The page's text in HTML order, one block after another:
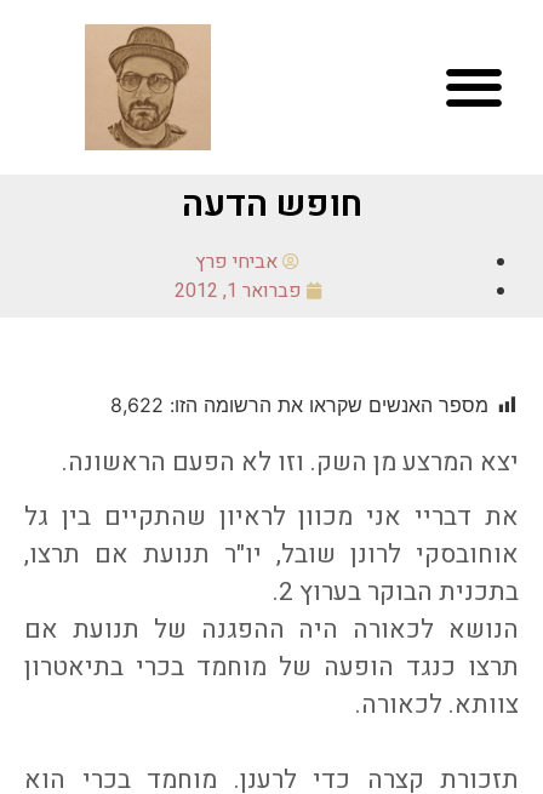
חופש הדעה
אביחי פרץ
פברואר 1, 2012
מספר האנשים שקראו את הרשומה הזו: 8,622
יצא המרצע מן השק. וזו לא הפעם הראשונה.
את דבריי אני מכוון לראיון שהתקיים בין גל
אוחובסקי לרונן שובל, יו"ר תנועת אם תרצו,
בתכנית הבוקר בערוץ 2.
הנושא לכאורה היה ההפגנה של תנועת אם
תרצו כנגד הופעה של מוחמד בכרי בתיאטרון
צוותא. לכאורה.
תזכורת קצרה כדי לרענן. מוחמד בכרי הוא